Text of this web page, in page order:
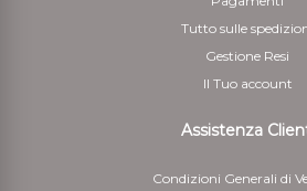
Tutto sulle
Gestione Resi
Il Tuo account
Assistenza
Condizioni Generali di